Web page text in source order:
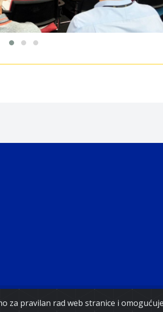
za pravilan rad web stranice i
Copyright 2021. Vlada Federacije